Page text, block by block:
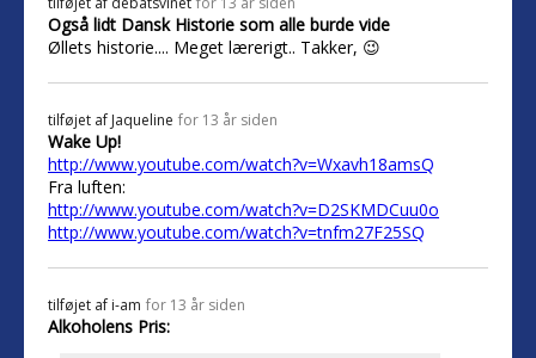
Også lidt Dansk Historie som alle burde vide
Øllets historie.... Meget lærerigt.. Takker, 😉
tilføjet af Jaqueline for 13 år siden
Wake Up!
http://www.youtube.com/watch?v=Wxavh18amsQ
Fra luften:
http://www.youtube.com/watch?v=D2SKMDCuu0o
http://www.youtube.com/watch?v=tnfm27F25SQ
tilføjet af i-am for 13 år siden
Alkoholens Pris: